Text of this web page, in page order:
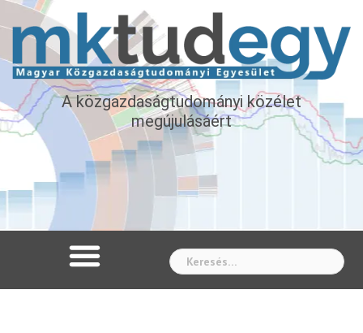
A közgazdaságtudományi közélet
megújulásáért